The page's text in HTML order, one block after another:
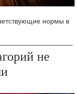
нормы в
не